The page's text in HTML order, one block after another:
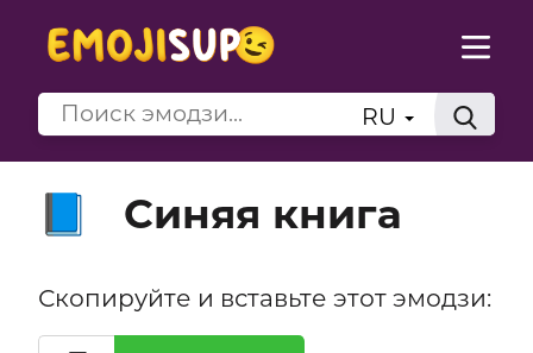
RU
📘 Синяя книга
Скопируйте и вставьте этот эмодзи: